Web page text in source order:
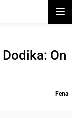
On
Fena